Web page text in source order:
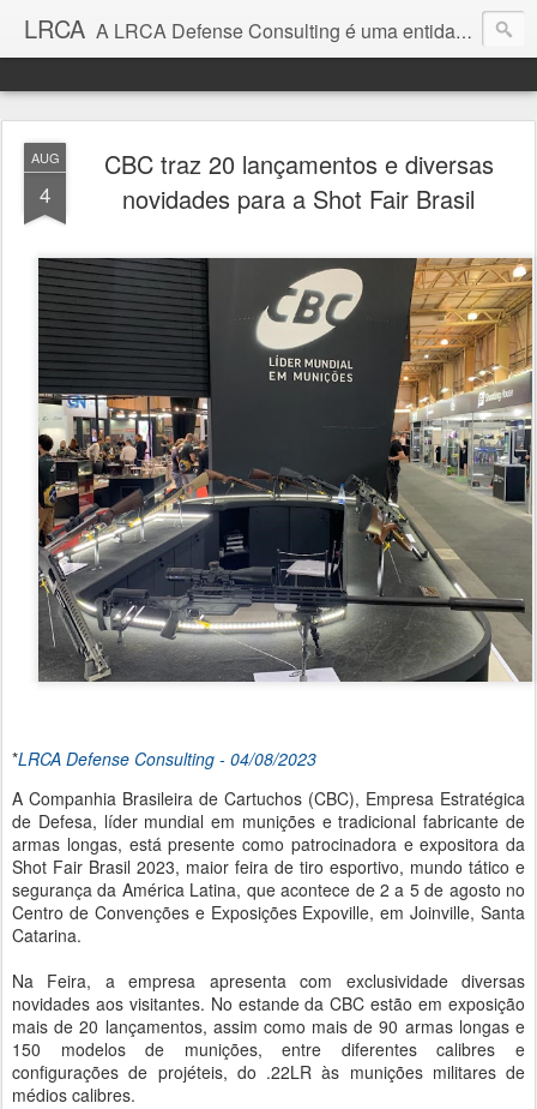
LRCA A LRCA Defense Consulting é uma entidade sem fins lucrativos que se dedica a produzir e divulgar notícias e análises sobre as Empresas de Defesa. Não somos jornalistas e nem este é um blog jornalístico.
AUG
4
CBC traz 20 lançamentos e diversas
novidades para a Shot Fair Brasil
*LRCA Defense Consulting - 04/08/2023
A Companhia Brasileira de Cartuchos (CBC), Empresa Estratégica
de Defesa, líder mundial em munições e tradicional fabricante de
armas longas, está presente como patrocinadora e expositora da
Shot Fair Brasil 2023, maior feira de tiro esportivo, mundo tático e
segurança da América Latina, que acontece de 2 a 5 de agosto no
Centro de Convenções e Exposições Expoville, em Joinville, Santa
Catarina.
Na Feira, a empresa apresenta com exclusividade diversas
novidades aos visitantes. No estande da CBC estão em exposição
mais de 20 lançamentos, assim como mais de 90 armas longas e
150 modelos de munições, entre diferentes calibres e
configurações de projéteis, do .22LR às munições militares de
médios calibres.